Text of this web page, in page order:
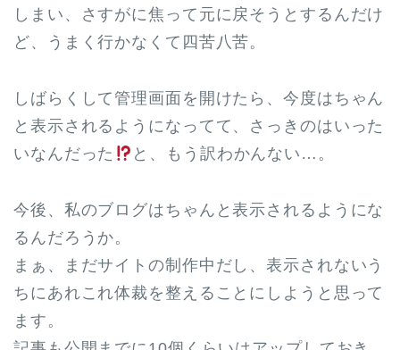
しまい、さすがに焦って元に戻そうとするんだけ
ど、うまく行かなくて四苦八苦。
しばらくして管理画面を開けたら、今度はちゃん
と表示されるようになってて、さっきのはいった
いなんだった
と、もう訳わかんない…。
今後、私のブログはちゃんと表示されるようにな
るんだろうか。
まぁ、まだサイトの制作中だし、表示されないう
ちにあれこれ体裁を整えることにしようと思って
ます。